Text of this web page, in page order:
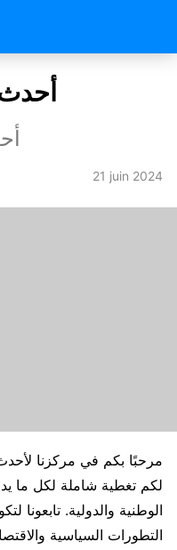
📌
21 juin 2024
مرحبًا بكم في مركزنا
لكم تغطية شاملة لكل ما
الوطنية والدولية. تابعونا
التطورات السياسية